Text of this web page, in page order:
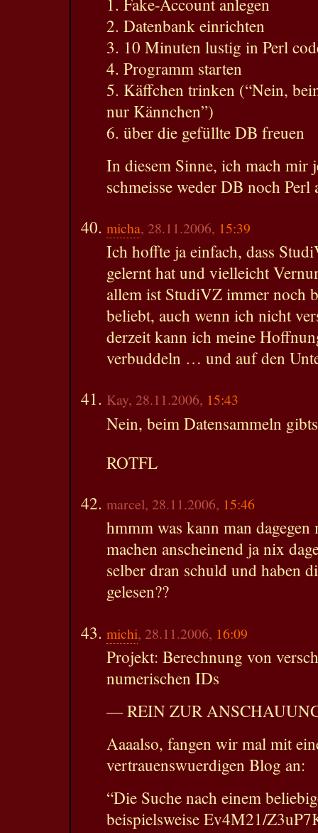
2. Datenbank einrichten
3. 10 Minuten lustig in Perl
4. Programm starten
5. Käffchen trinken (“Nein,
nur Kännchen”)
6. über die gefüllte DB freuen
In diesem Sinne, ich mach mir
schmeisse weder DB noch Perl
micha, 28.11.2006, 15:39
Ich hoffte ja einfach, dass
gelernt hat und vielleicht
allem ist StudiVZ immer noch
beliebt, auch wenn ich nicht
derzeit kann ich meine
verbuddeln … und auf den
Kay, 28.11.2006, 15:43
Nein, beim Datensammeln
ROTFL
marcel, 28.11.2006, 15:46
hmmm was kann man
machen anscheinend ja nix
selber dran schuld und haben
gelesen??
michi, 28.11.2006, 16:09
Projekt: Berechnung von
numerischen IDs
— REIN ZUR
Aaaalso, fangen wir mal mit
vertrauenswuerdigen Blog an:
“Die Suche nach einem
beispielsweise Ev4M21/